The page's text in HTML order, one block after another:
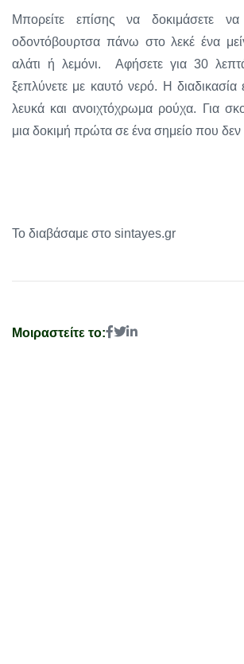
Μπορείτε επίσης να δοκιμάσετε
οδοντόβουρτσα πάνω στο λεκέ ένα
αλάτι ή λεμόνι. Αφήσετε για 30
ξεπλύνετε με καυτό νερό. Η διαδικασία
λευκά και ανοιχτόχρωμα ρούχα. Για
μια δοκιμή πρώτα σε ένα σημείο που δεν
Το διαβάσαμε στο sintayes.gr
Μοιραστείτε το: